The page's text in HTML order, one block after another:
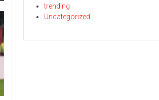
trending
Uncategorized